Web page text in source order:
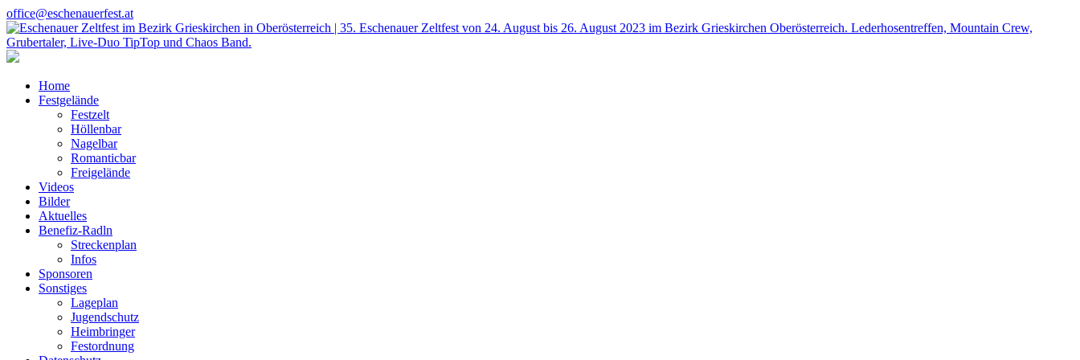
office@eschenauerfest.at
Home
Festgelände
Festzelt
Höllenbar
Nagelbar
Romanticbar
Freigelände
Videos
Bilder
Aktuelles
Benefiz-Radln
Streckenplan
Infos
Sponsoren
Sonstiges
Lageplan
Jugendschutz
Heimbringer
Festordnung